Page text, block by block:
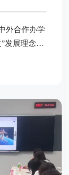
外合作办学
发展理念，
联合学院